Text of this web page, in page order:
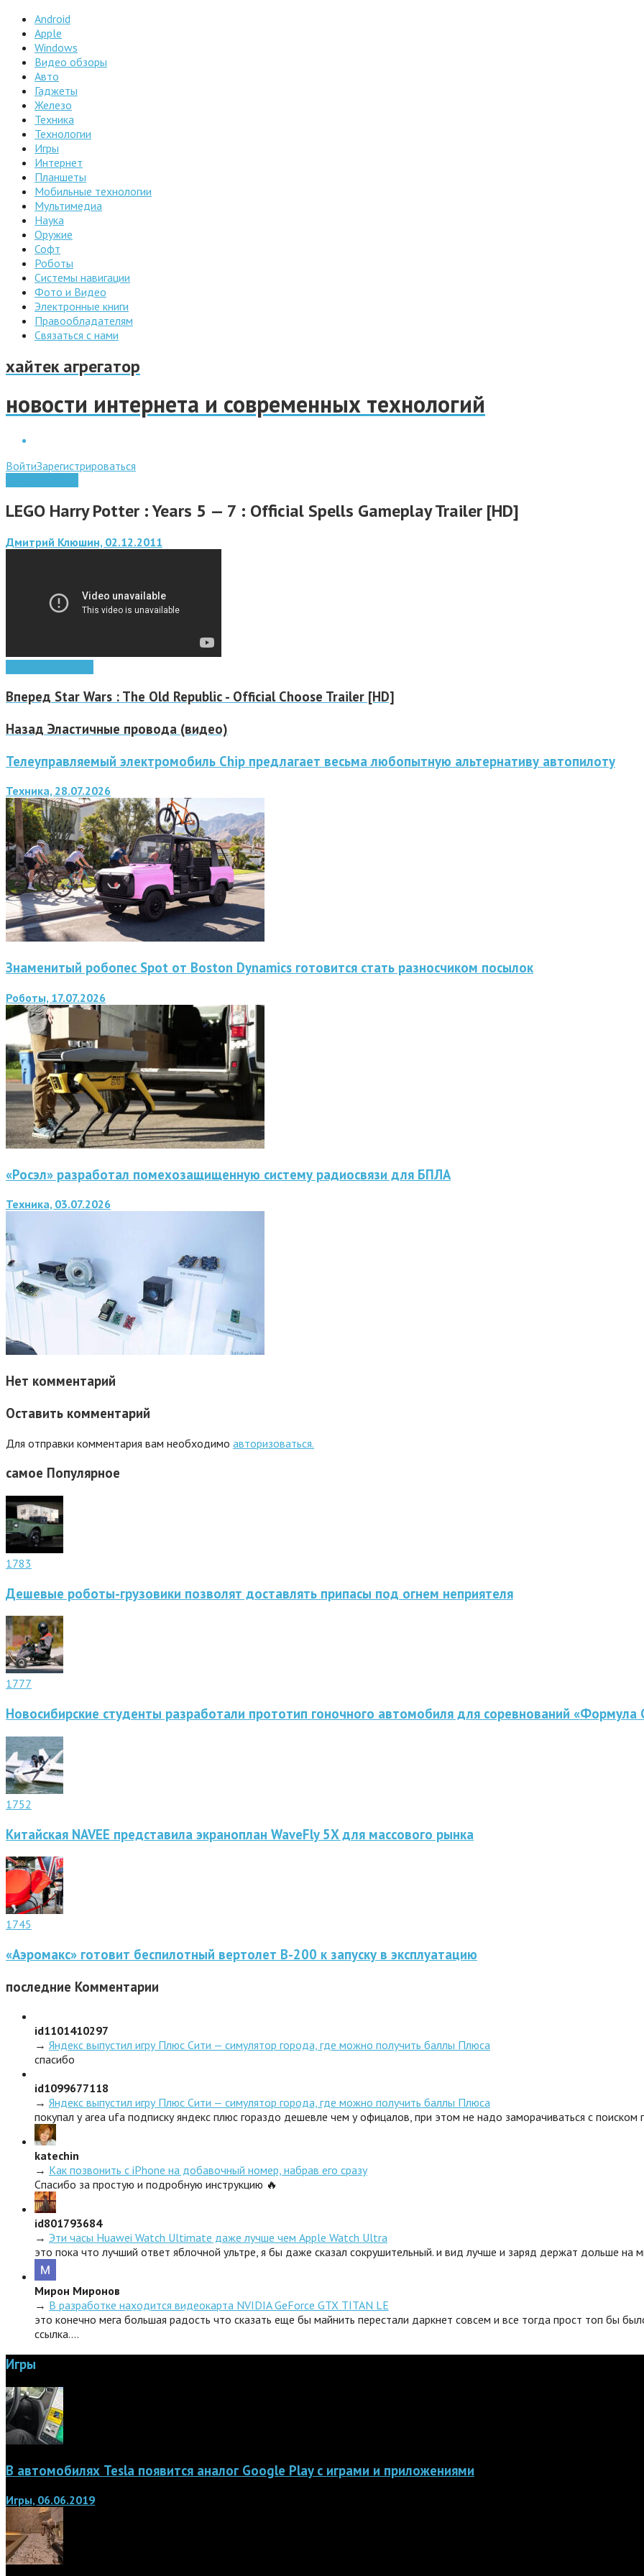
Android
Apple
Windows
Видео обзоры
Авто
Гаджеты
Железо
Техника
Технологии
Игры
Интернет
Планшеты
Мобильные технологии
Мультимедиа
Наука
Оружие
Софт
Роботы
Системы навигации
Фото и Видео
Электронные книги
Правообладателям
Связаться с нами
хайтек агрегатор
новости интернета и современных технологий
ВойтиЗарегистрироваться
LEGO Harry Potter : Years 5 — 7 : Official Spells Gameplay Trailer [HD]
Дмитрий Клюшин, 02.12.2011
Вперед Star Wars : The Old Republic - Official Choose Trailer [HD]
Назад Эластичные провода (видео)
Телеуправляемый электромобиль Chip предлагает весьма любопытную альтернативу автопилоту
Техника, 28.07.2026
Знаменитый робопес Spot от Boston Dynamics готовится стать разносчиком посылок
Роботы, 17.07.2026
«Росэл» разработал помехозащищенную систему радиосвязи для БПЛА
Техника, 03.07.2026
Нет комментарий
Оставить комментарий
Для отправки комментария вам необходимо авторизоваться.
самое Популярное
1783
Дешевые роботы-грузовики позволят доставлять припасы под огнем неприятеля
1777
Новосибирские студенты разработали прототип гоночного автомобиля для соревнований «Формула
1752
Китайская NAVEE представила экраноплан WaveFly 5X для массового рынка
1745
«Аэромакс» готовит беспилотный вертолет В-200 к запуску в эксплуатацию
последние Комментарии
id1101410297
→ Яндекс выпустил игру Плюс Сити — симулятор города, где можно получить баллы Плюса
спасибо
id1099677118
→ Яндекс выпустил игру Плюс Сити — симулятор города, где можно получить баллы Плюса
покупал у area ufa подписку яндекс плюс гораздо дешевле чем у офицалов, при этом не надо заморачиваться с поиском
katechin
→ Как позвонить с iPhone на добавочный номер, набрав его сразу
Спасибо за простую и подробную инструкцию 🔥
id801793684
→ Эти часы Huawei Watch Ultimate даже лучше чем Apple Watch Ultra
это пока что лучший ответ яблочной ультре, я бы даже сказал сокрушительный. и вид лучше и заряд держат дольше на
Мирон Миронов
→ В разработке находится видеокарта NVIDIA GeForce GTX TITAN LE
это конечно мега большая радость что сказать еще бы майнить перестали даркнет совсем и все тогда прост топ бы
ссылка.…
Игры
В автомобилях Tesla появится аналог Google Play с играми и приложениями
Игры, 06.06.2019